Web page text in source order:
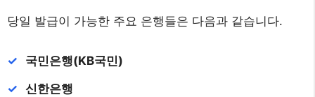
당일 발급이 가능한 주요 은행들은 다음과 같습니다.
국민은행(KB국민)
신한은행